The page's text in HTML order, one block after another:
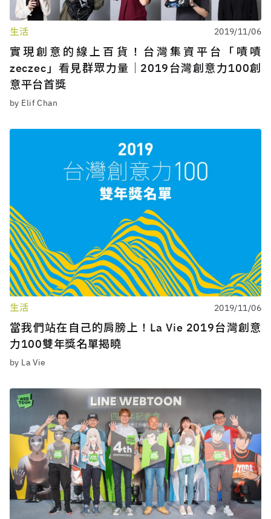
生活 2019/11/06
實現創意的線上百貨！台灣集資平台「嘖嘖
zeczec」看見群眾力量│2019台灣創意力100創
意平台首獎
by Elif Chan
生活 2019/11/06
當我們站在自己的肩膀上！La Vie 2019台灣創意
力100雙年獎名單揭曉
by La Vie